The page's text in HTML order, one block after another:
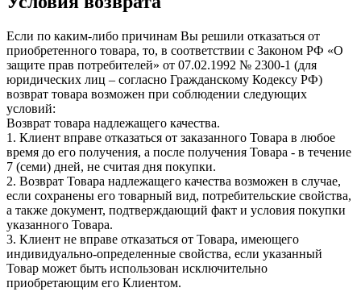
Если по каким-либо причинам Вы решили отказаться от
приобретенного товара, то, в соответствии с Законом РФ «О
защите прав потребителей» от 07.02.1992 № 2300-1 (для
юридических лиц – согласно Гражданскому Кодексу РФ)
возврат товара возможен при соблюдении следующих
условий:
Возврат товара надлежащего качества.
1. Клиент вправе отказаться от заказанного Товара в любое
время до его получения, а после получения Товара - в течение
7 (семи) дней, не считая дня покупки.
2. Возврат Товара надлежащего качества возможен в случае,
если сохранены его товарный вид, потребительские свойства,
а также документ, подтверждающий факт и условия покупки
указанного Товара.
3. Клиент не вправе отказаться от Товара, имеющего
индивидуально-определенные свойства, если указанный
Товар может быть использован исключительно
приобретающим его Клиентом.